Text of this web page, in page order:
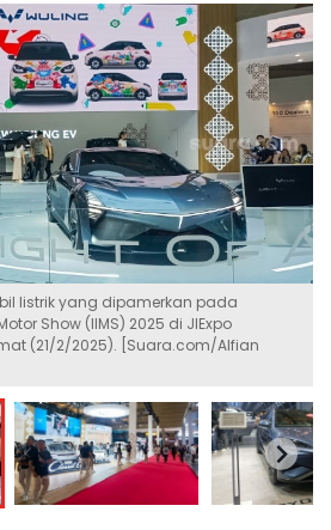
listrik yang dipamerkan pada
Show (IIMS) 2025 di JIExpo
(21/2/2025). [Suara.com/Alfian